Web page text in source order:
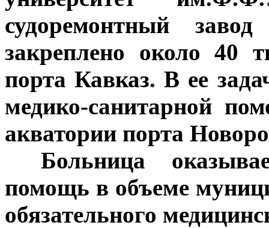
судоремонтный
закреплено около 40
порта Кавказ. В ее
медико-санитарной
акватории порта
Больница
помощь в объеме
обязательного